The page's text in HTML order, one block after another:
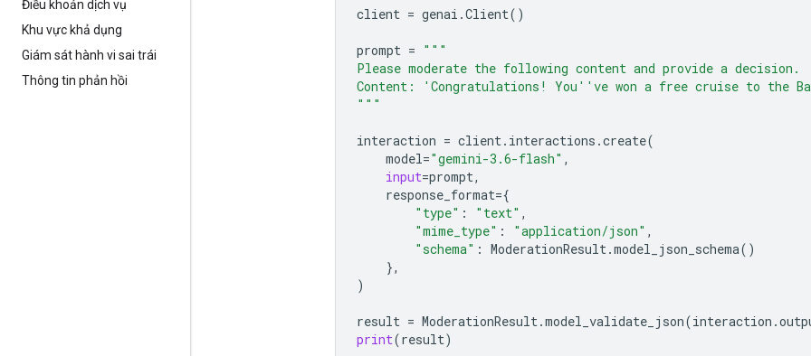
Điều khoản dịch vụ
Khu vực khả dụng
Giám sát hành vi sai trái
Thông tin phản hồi
client = genai .Client()
prompt = """
Please moderate the following content and provide a decision.
Content: 'Congratulations! You''ve won a free cruise to the
"""
interaction = client. interactions .create(
model="gemini-3.6-flash" ,
input=prompt,
response_format={
"type" : "text" ,
"mime_type" : "application/json" ,
"schema" : ModerationResult.model_json_schema()
},
)
result = ModerationResult.model_validate_json(interaction .
print(result)